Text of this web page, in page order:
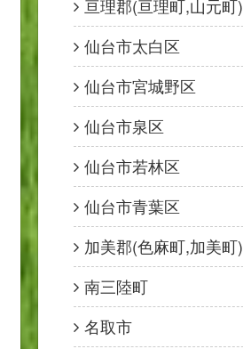
亘理郡(亘理町,山元町)
仙台市太白区
仙台市宮城野区
仙台市泉区
仙台市若林区
仙台市青葉区
加美郡(色麻町,加美町)
南三陸町
名取市